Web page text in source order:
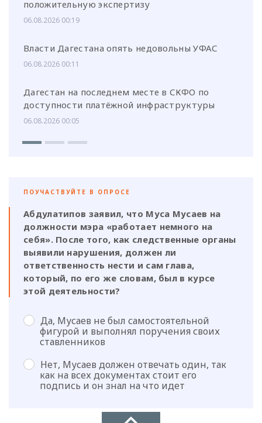
положительную экспертизу
06.08.2026 00:19
Власти Дагестана опять недовольны УФАС
06.08.2026 00:11
Дагестан на последнем месте в СКФО по
доступности платёжной инфраструктуры
06.08.2026 00:05
ПОУЧАСТВУЙТЕ В ОПРОСЕ
Абдулатипов заявил, что Муса Мусаев на
должности мэра «работает немного на
себя». После того, как следственные органы
выявили нарушения, должен ли
ответственность нести и сам глава,
который, по его же словам, был в курсе
этой деятельности?
Да, Мусаев не был самостоятельной
фигурой и выполнял поручения своих
ставленников
Нет, Мусаев должен отвечать один, так
как на всех документах стоит его
подпись и он знал на что идет